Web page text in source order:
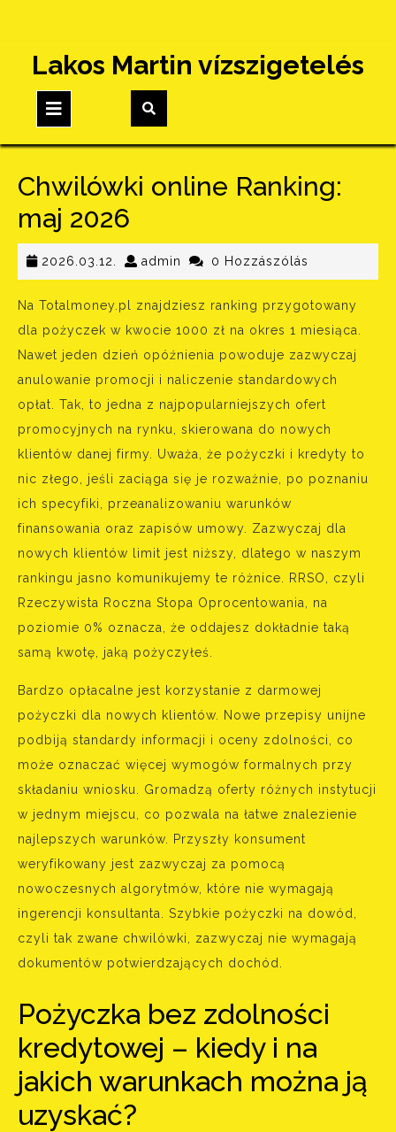
content
Lakos Martin vízszigetelés
Button
Chwilówki online Ranking:
maj 2026
2026.03.12. 2026.03.12.
admin admin0 Hozzászólás
Na Totalmoney.pl znajdziesz ranking przygotowany
dla pożyczek w kwocie 1000 zł na okres 1 miesiąca.
Nawet jeden dzień opóźnienia powoduje zazwyczaj
anulowanie promocji i naliczenie standardowych
opłat. Tak, to jedna z najpopularniejszych ofert
promocyjnych na rynku, skierowana do nowych
klientów danej firmy. Uważa, że pożyczki i kredyty to
nic złego, jeśli zaciąga się je rozważnie, po poznaniu
ich specyfiki, przeanalizowaniu warunków
finansowania oraz zapisów umowy. Zazwyczaj dla
nowych klientów limit jest niższy, dlatego w naszym
rankingu jasno komunikujemy te różnice. RRSO, czyli
Rzeczywista Roczna Stopa Oprocentowania, na
poziomie 0% oznacza, że oddajesz dokładnie taką
samą kwotę, jaką pożyczyłeś.
Bardzo opłacalne jest korzystanie z darmowej
pożyczki dla nowych klientów. Nowe przepisy unijne
podbiją standardy informacji i oceny zdolności, co
może oznaczać więcej wymogów formalnych przy
składaniu wniosku. Gromadzą oferty różnych instytucji
w jednym miejscu, co pozwala na łatwe znalezienie
najlepszych warunków. Przyszły konsument
weryfikowany jest zazwyczaj za pomocą
nowoczesnych algorytmów, które nie wymagają
ingerencji konsultanta. Szybkie pożyczki na dowód,
czyli tak zwane chwilówki, zazwyczaj nie wymagają
dokumentów potwierdzających dochód.
Pożyczka bez zdolności
kredytowej – kiedy i na
jakich warunkach można ją
uzyskać?